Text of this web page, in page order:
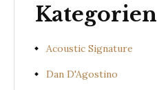
Kategorien
Acoustic Signature
Dan D'Agostino